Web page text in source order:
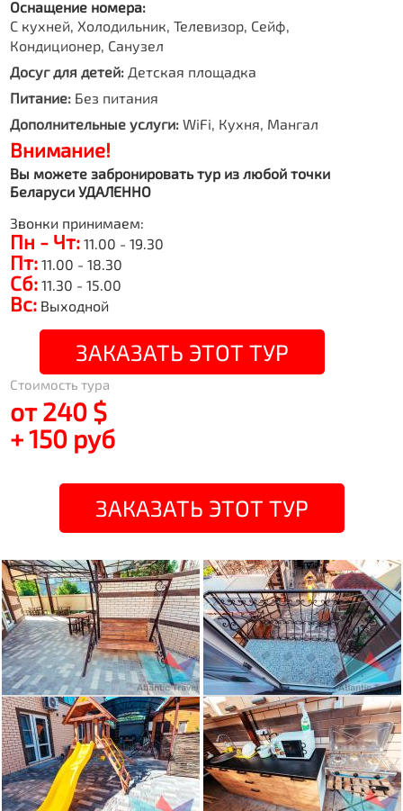
Оснащение номера:
С кухней, Холодильник, Телевизор, Сейф,
Кондиционер, Санузел
Досуг для детей: Детская площадка
Питание: Без питания
Дополнительные услуги: WiFi, Кухня, Мангал
Внимание!
Вы можете забронировать тур из любой точки
Беларуси УДАЛЕННО
Звонки принимаем:
Пн - Чт: 11.00 - 19.30
Пт: 11.00 - 18.30
Сб: 11.30 - 15.00
Вс: Выходной
ЗАКАЗАТЬ ЭТОТ ТУР
Стоимость тура
от 240 $
+ 150 руб
ЗАКАЗАТЬ ЭТОТ ТУР